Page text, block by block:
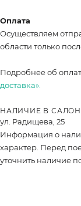
Оплата
Осуществляем
области только
Подробнее об
доставка».
НАЛИЧИЕ В
ул. Радищева, 25
Информация о
характер. Перед
уточнить наличие